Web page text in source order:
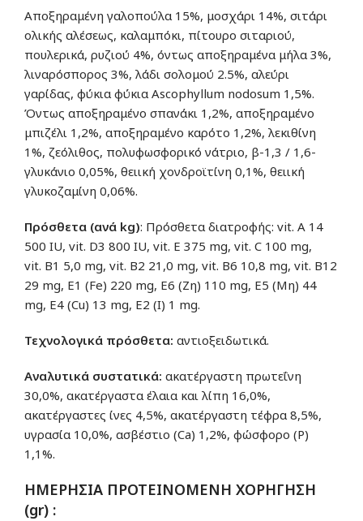
Αποξηραμένη γαλοπούλα 15%, μοσχάρι 14%, σιτάρι
ολικής αλέσεως, καλαμπόκι, πίτουρο σιταριού,
πουλερικά, ρυζιού 4%, όντως αποξηραμένα μήλα 3%,
λιναρόσπορος 3%, λάδι σολομού 2.5%, αλεύρι
γαρίδας, φύκια φύκια Ascophyllum nodosum 1,5%.
Όντως αποξηραμένο σπανάκι 1,2%, αποξηραμένο
μπιζέλι 1,2%, αποξηραμένο καρότο 1,2%, λεκιθίνη
1%, ζεόλιθος, πολυφωσφορικό νάτριο, β-1,3 / 1,6-
γλυκάνιο 0,05%, θειική χονδροϊτίνη 0,1%, θειική
γλυκοζαμίνη 0,06%.
Πρόσθετα (ανά kg): Πρόσθετα διατροφής: vit. A 14
500 IU, vit. D3 800 IU, vit. Ε 375 mg, vit. C 100 mg,
vit. Β1 5,0 mg, vit. Β2 21,0 mg, vit. Β6 10,8 mg, vit. Β12
29 mg, Ε1 (Fe) 220 mg, Ε6 (Ζη) 110 mg, Ε5 (Μη) 44
mg, Ε4 (Cu) 13 mg, Ε2 (Ι) 1 mg.
Τεχνολογικά πρόσθετα: αντιοξειδωτικά.
Αναλυτικά συστατικά: ακατέργαστη πρωτεΐνη
30,0%, ακατέργαστα έλαια και λίπη 16,0%,
ακατέργαστες ίνες 4,5%, ακατέργαστη τέφρα 8,5%,
υγρασία 10,0%, ασβέστιο (Ca) 1,2%, φώσφορο (P)
1,1%.
ΗΜΕΡΗΣΙΑ ΠΡΟΤΕΙΝΟΜΕΝΗ ΧΟΡΗΓΗΣΗ
(gr) :